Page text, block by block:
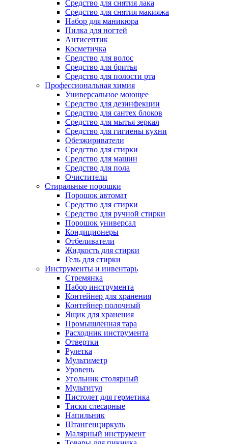
Средство для снятия лака
Средство для снятия макияжа
Набор для маникюра
Пилка для ногтей
Антисептик
Косметичка
Средство для волос
Средство для бритья
Средство для полости рта
Профессиональная химия
Универсальное моющее
Средство для дезинфекции
Средство для сантех блоков
Средство для мытья зеркал
Средство для гигиены кухни
Обезжириватели
Средство для стирки
Средство для машин
Средство для пола
Очистители
Стиральные порошки
Порошок автомат
Средство для стирки
Средство для ручной стирки
Порошок универсал
Кондиционеры
Отбеливатели
Жидкость для стирки
Гель для стирки
Инструменты и инвентарь
Стремянка
Набор инструмента
Контейнер для хранения
Контейнер полочный
Ящик для хранения
Промышленная тара
Расходник инструмента
Отвертки
Рулетка
Мультиметр
Уровень
Угольник столярный
Мультитул
Пистолет для герметика
Тиски слесарные
Напильник
Штангенциркуль
Малярный инструмент